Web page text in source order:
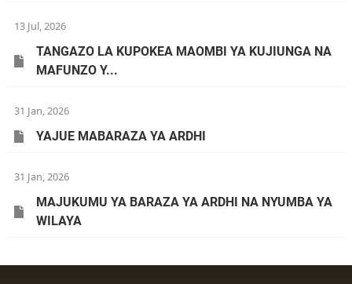
13 Jul, 2026
TANGAZO LA KUPOKEA MAOMBI YA KUJIUNGA NA
MAFUNZO Y...
31 Jan, 2026
YAJUE MABARAZA YA ARDHI
31 Jan, 2026
MAJUKUMU YA BARAZA YA ARDHI NA NYUMBA YA
WILAYA